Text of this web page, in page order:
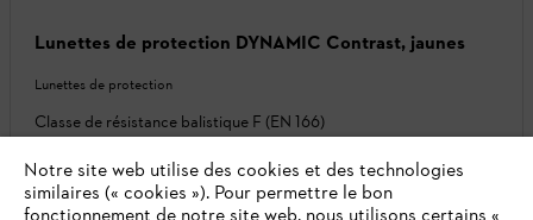
Lunettes de protection DYNAMIC Contrast, jaunes
Lunettes de protection
Classe de résistance balistique F (EN 166)
15,50 €*
Comparer
Notre site web utilise des cookies et des technologies
similaires (« cookies »). Pour permettre le bon